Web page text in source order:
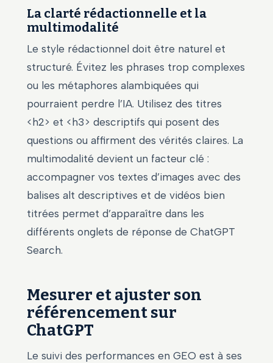
La clarté rédactionnelle et la
multimodalité
Le style rédactionnel doit être naturel et
structuré. Évitez les phrases trop complexes
ou les métaphores alambiquées qui
pourraient perdre l’IA. Utilisez des titres
<h2> et <h3> descriptifs qui posent des
questions ou affirment des vérités claires. La
multimodalité devient un facteur clé :
accompagner vos textes d’images avec des
balises alt descriptives et de vidéos bien
titrées permet d’apparaître dans les
différents onglets de réponse de ChatGPT
Search.
Mesurer et ajuster son
référencement sur
ChatGPT
Le suivi des performances en GEO est à ses